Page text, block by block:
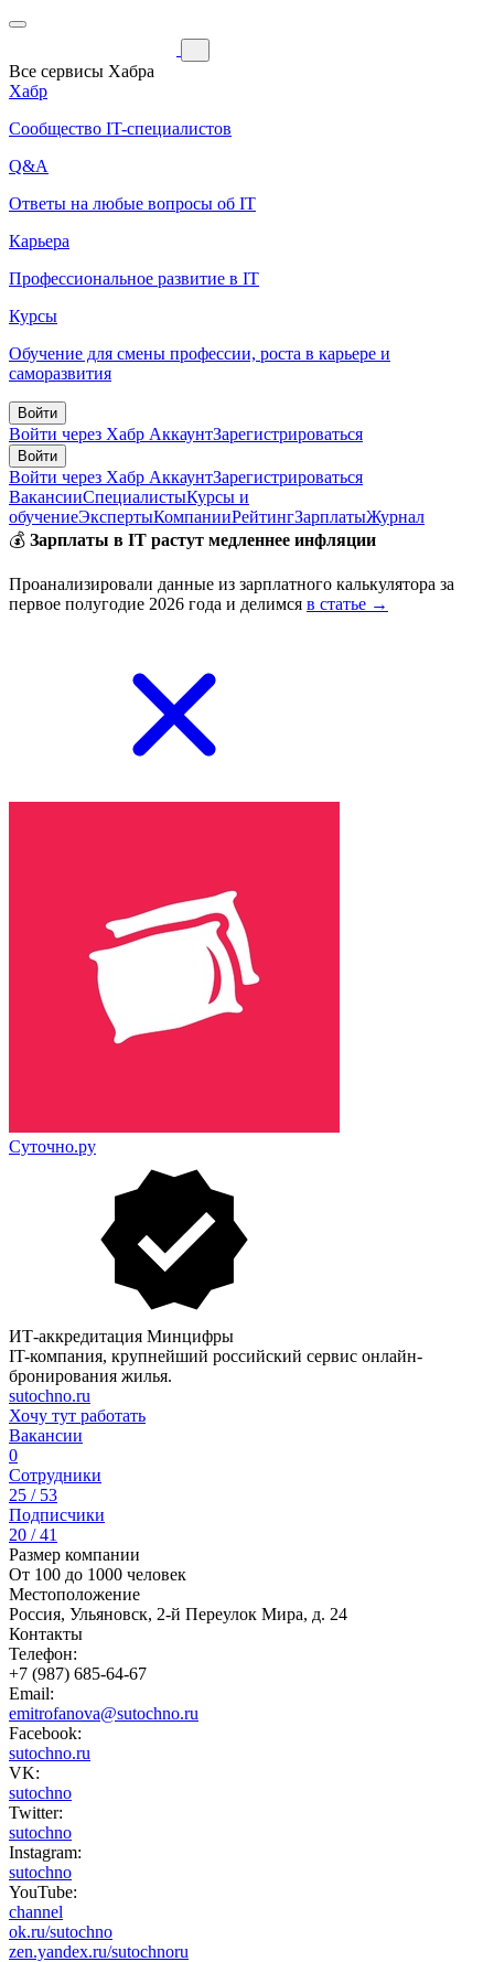
Все сервисы Хабра
Хабр
Сообщество IT-специалистов
Q&A
Ответы на любые вопросы об IT
Карьера
Профессиональное развитие в IT
Курсы
Обучение для смены профессии, роста в карьере и
саморазвития
Войти
Войти через Хабр АккаунтЗарегистрироваться
Войти
Войти через Хабр АккаунтЗарегистрироваться
ВакансииСпециалистыКурсы и
обучениеЭкспертыКомпанииРейтингЗарплатыЖурнал
💰 Зарплаты в IT растут медленнее инфляции
Проанализировали данные из зарплатного калькулятора за
первое полугодие 2026 года и делимся в статье →
Суточно.ру
ИТ-аккредитация Минцифры
IT-компания, крупнейший российский сервис онлайн-
бронирования жилья.
sutochno.ru
Хочу тут работать
Вакансии
0
Сотрудники
25 / 53
Подписчики
20 / 41
Размер компании
От 100 до 1000 человек
Местоположение
Россия, Ульяновск, 2-й Переулок Мира, д. 24
Контакты
Телефон:
+7 (987) 685-64-67
Email:
emitrofanova@sutochno.ru
Facebook:
sutochno.ru
VK:
sutochno
Twitter:
sutochno
Instagram:
sutochno
YouTube:
channel
ok.ru/sutochno
zen.yandex.ru/sutochnoru